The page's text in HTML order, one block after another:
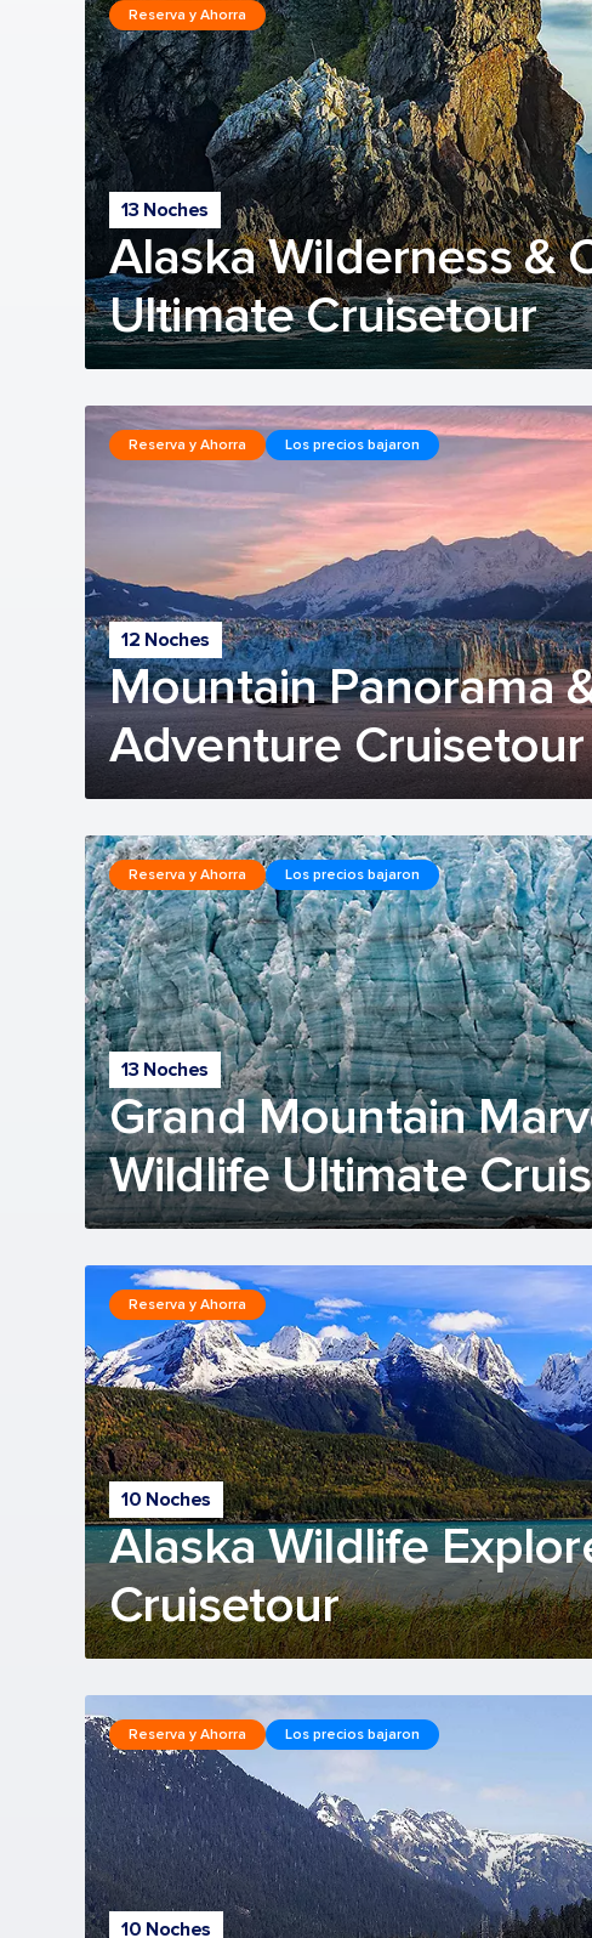
13 Noches
Alaska Wilderness &
Ultimate Cruisetour
Reserva y Ahorra
12 Noches
Mountain Panorama
Adventure Cruisetour
Reserva y Ahorra Los precios bajaron
13 Noches
Grand Mountain
Wildlife Ultimate
Reserva y Ahorra Los precios bajaron
10 Noches
Alaska Wildlife
Cruisetour
Reserva y Ahorra
10 Noches
Reserva y Ahorra Los precios bajaron